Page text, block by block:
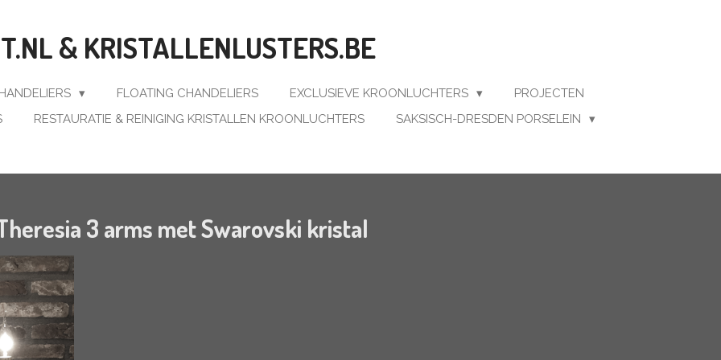
& KRISTALLENLUSTERS.BE
FLOATING CHANDELIERS EXCLUSIEVE KROONLUCHTERS
PROJECTEN
RESTAURATIE & REINIGING KRISTALLEN KROONLUCHTERS
SAKSISCH-DRESDEN PORSELEIN
3 arms met Swarovski kristal